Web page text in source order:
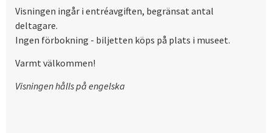
Visningen ingår i entréavgiften, begränsat antal
deltagare.
Ingen förbokning - biljetten köps på plats i museet.
Varmt välkommen!
Visningen hålls på engelska